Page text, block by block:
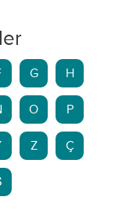
G H
O P
Z Ç